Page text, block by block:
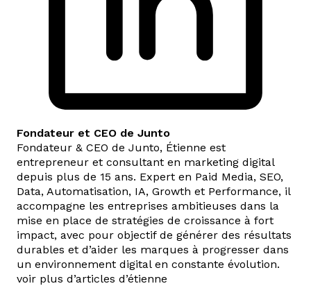
Fondateur et CEO de Junto
Fondateur & CEO de Junto, Étienne est
entrepreneur et consultant en marketing digital
depuis plus de 15 ans. Expert en Paid Media, SEO,
Data, Automatisation, IA, Growth et Performance, il
accompagne les entreprises ambitieuses dans la
mise en place de stratégies de croissance à fort
impact, avec pour objectif de générer des résultats
durables et d’aider les marques à progresser dans
un environnement digital en constante évolution.
voir plus d’articles d’étienne